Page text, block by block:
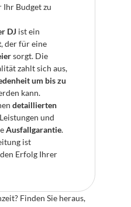
Ihr Budget zu
DJ
sorgt. Die
zahlt sich aus,
um bis zu
kann.
detaillierten
und
Ausfallgarantie.
ist
Erfolg Ihrer
Finden Sie heraus,